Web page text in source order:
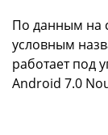
По данным на
условным
работает под
Android 7.0